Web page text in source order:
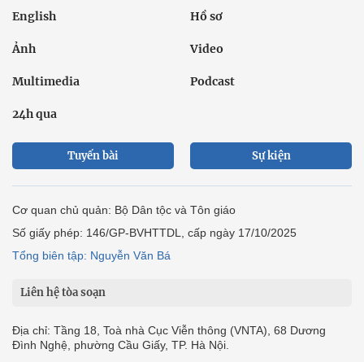
English Hồ sơ
Ảnh Video
Multimedia Podcast
24h qua
Tuyến bài Sự kiện
Cơ quan chủ quản: Bộ Dân tộc và Tôn giáo
Số giấy phép: 146/GP-BVHTTDL, cấp ngày 17/10/2025
Tổng biên tập: Nguyễn Văn Bá
Liên hệ tòa soạn
Địa chỉ: Tầng 18, Toà nhà Cục Viễn thông (VNTA), 68 Dương
Đình Nghệ, phường Cầu Giấy, TP. Hà Nội.